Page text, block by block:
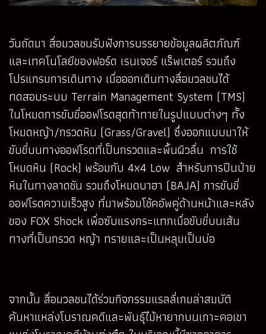
วันถัดมา สื่อมวลชนรับฟังการบรรยายข้อมูลผลิตภัณฑ์
และเทคโนโลยีของฟอร์ด เรนเจอร์ แร็พเตอร์ รวมถึง
โปรแกรมการเดินทาง เมื่อออกเดินทางสื่อมวลชนได้
ทดสอบระบบ Terrain Management System (TMS)
ในโหมดการขับขี่ออฟโรดสุดท้าทายในรูปแบบต่างๆ ทั้ง
โหมดหญ้า/กรวดหิน (Grass/Gravel) ซึ่งออกแบบมาให้
ขับขี่บนทางออฟโรดที่เป็นกรวดและพื้นผิวลื่น การใช้
โหมดหิน (Rock) พร้อมกับ 4x4 Low สำหรับการปีนป่าย
หินในทางลาดชัน รวมถึงโหมดบาฮา (BAJA) การขับขี่
ออฟโรดความเร็วสูง ที่มาพร้อมโช้คอัพคู่ด้านหน้าและหลัง
ของ FOX Shock เพื่อซับแรงกระแทกเมื่อขับขี่บนเส้น
ทางที่เป็นกรวด หญ้า ทรายและเป็นหลุมเป็นบ่อ
จากนั้น สื่อมวลชนได้ร่วมกิจกรรมแรลลี่เกมล่าสมบัติ
ค้นหาแหล่งโบราณคดีและพันธุ์ไม้หายากบนเกาะคอเขา